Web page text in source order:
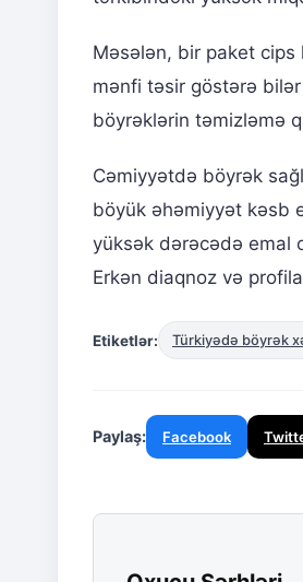
Məsələn, bir paket cips
mənfi təsir göstərə
böyrəklərin təmizləmə
Cəmiyyətdə böyrək
böyük əhəmiyyət kəsb
yüksək dərəcədə emal
Erkən diaqnoz və
Etiketlər: Türkiyədə böyrək
Paylaş: Facebook